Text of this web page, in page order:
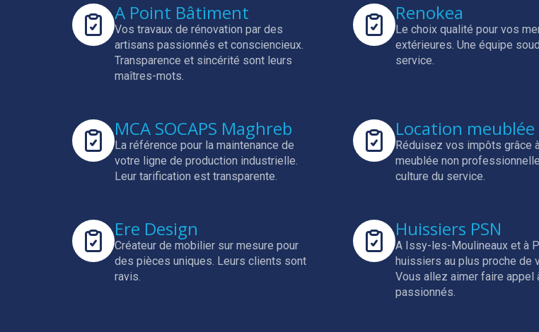
A Point Bâtiment
Vos travaux de rénovation par des
artisans passionnés et consciencieux.
Transparence et sincérité sont leurs
maîtres-mots.
Renokea
Le choix qualité pour vos
extérieures. Une équipe
service.
MCA SOCAPS Maghreb
La référence pour la maintenance de
votre ligne de production industrielle.
Leur tarification est transparente.
Location meublée
Réduisez vos impôts grâce
meublée non
culture du service.
Ere Design
Créateur de mobilier sur mesure pour
des pièces uniques. Leurs clients sont
ravis.
Huissiers PSN
A Issy-les-Moulineaux et à
huissiers au plus proche de
Vous allez aimer faire appel
passionnés.